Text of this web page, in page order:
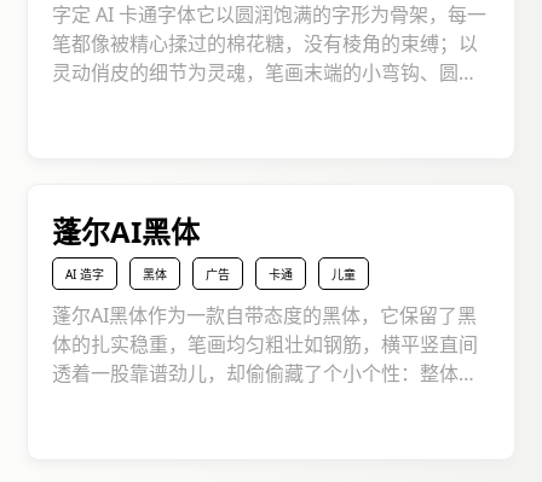
字定 AI 卡通字体它以圆润饱满的字形为骨架，每一
笔都像被精心揉过的棉花糖，没有棱角的束缚；以
灵动俏皮的细节为灵魂，笔画末端的小弯钩、圆点
文字都充满 “萌系魔力”，仿佛下一秒就会从纸上跳
出来对你眨眼睛。
蓬尔AI黑体
AI 造字 黑体 广告 卡通 儿童
蓬尔AI黑体作为一款自带态度的黑体，它保留了黑
体的扎实稳重，笔画均匀粗壮如钢筋，横平竖直间
透着一股靠谱劲儿，却偷偷藏了个小个性：整体微